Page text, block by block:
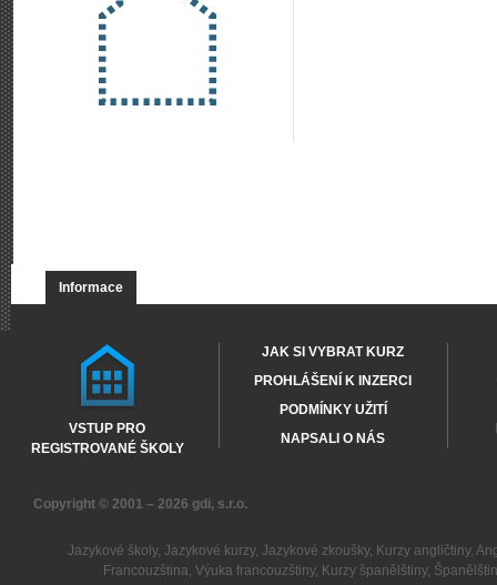
Informace
VSTUP PRO
REGISTROVANÉ ŠKOLY
JAK SI VYBRAT KURZ
PROHLÁŠENÍ K INZERCI
PODMÍNKY UŽITÍ
NAPSALI O NÁS
Copyright © 2001 – 2026 gdi, s.r.o.
Jazykové školy, Jazykové kurzy, Jazykové zkoušky, Kurzy angličtiny,
Francouzština,Výuka francouzštiny, Kurzy španělštiny,